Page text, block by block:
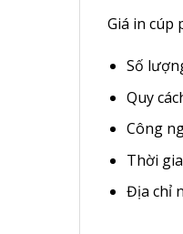
Giá in cúp
Số
Quy
Công
Thời
Địa chỉ